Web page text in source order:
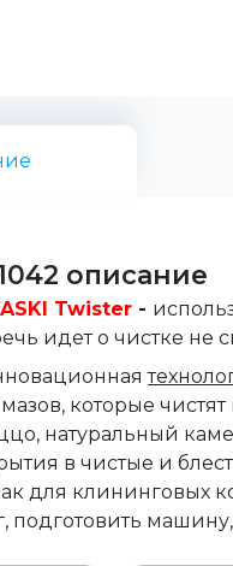
описание
Twister -
идет о чистке не
которые
натуральный
в чистые и
для клининговых
подготовить